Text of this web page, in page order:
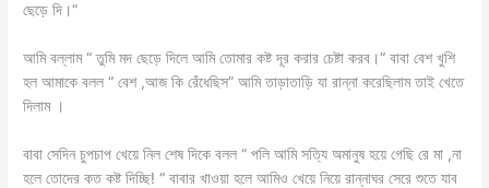
ছেড়ে দি।“
আমি বল্লাম “ তুমি মদ ছেড়ে দিলে আমি তোমার কষ্ট দূর করার চেষ্টা করব।“ বাবা বেশ খুশি
হল আমাকে বলল “ বেশ ,আজ কি রেঁধেছিস” আমি তাড়াতাড়ি যা রান্না করেছিলাম তাই খেতে
দিলাম ।
বাবা সেদিন চুপচাপ খেয়ে নিল শেষ দিকে বলল “ পলি আমি সত্যি অমানুষ হয়ে গেছি রে মা ,না
হলে তোদের কত কষ্ট দিচ্ছি! “ বাবার খাওয়া হলে আমিও খেয়ে নিয়ে রান্নাঘর সেরে শুতে যাব